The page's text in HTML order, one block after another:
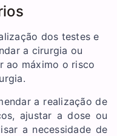
dos testes e
a cirurgia ou
ao máximo o risco
a realização de
ajustar a dose ou
a necessidade de